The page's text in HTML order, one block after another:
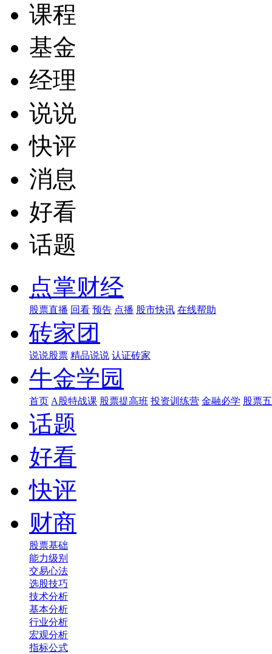
课程
基金
经理
说说
快评
消息
好看
话题
点掌财经
股票直播 回看 预告 点播 股市快讯 在线帮助
砖家团
说说股票 精品说说 认证砖家
牛金学园
首页 A股特战课 股票提高班 投资训练营 金融必学 股票
话题
好看
快评
财商
股票基础
能力级别
交易心法
选股技巧
技术分析
基本分析
行业分析
宏观分析
指标公式